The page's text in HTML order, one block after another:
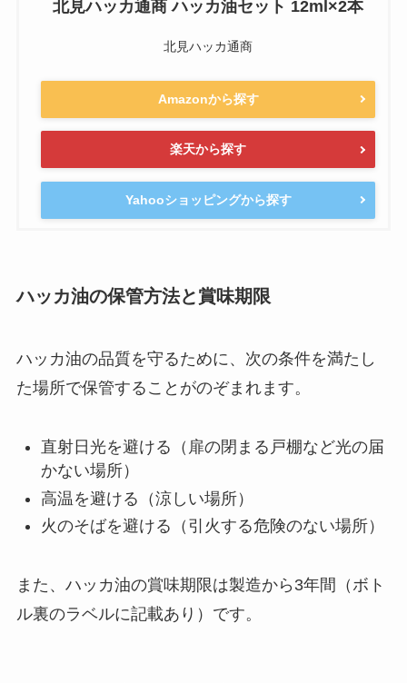
北見ハッカ通商 ハッカ油セット 12ml×2本
北見ハッカ通商
Amazonから探す
楽天から探す
Yahooショッピングから探す
ハッカ油の保管方法と賞味期限
ハッカ油の品質を守るために、次の条件を満たし
た場所で保管することがのぞまれます。
直射日光を避ける（扉の閉まる戸棚など光の届
かない場所）
高温を避ける（涼しい場所）
火のそばを避ける（引火する危険のない場所）
また、ハッカ油の賞味期限は製造から3年間（ボト
ル裏のラベルに記載あり）です。